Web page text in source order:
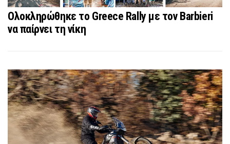
Ολοκληρώθηκε το Greece Rally με τον Barbieri
να παίρνει τη νίκη